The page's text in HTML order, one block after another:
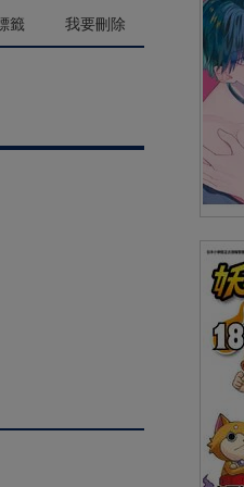
籤 我要刪除
在
NT$140